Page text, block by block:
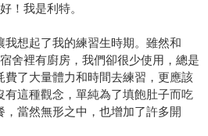
！我是利特。
想起了我的練習生時期。雖然和
舍裡有廚房，我們卻很少使用，總是
費了大量體力和時間去練習，更應該
有這種觀念，單純為了填飽肚子而吃
當然無形之中，也增加了許多開